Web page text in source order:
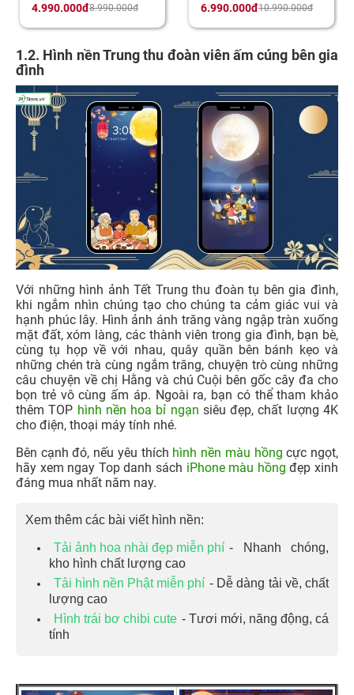
6.990.000đ
10.990.000đ
4.090.000đ
1.2. Hình nền Trung thu đoàn viên ấm cúng bên gia
đình
Với những hình ảnh Tết Trung thu đoàn tụ bên gia đình,
khi ngắm nhìn chúng tạo cho chúng ta cảm giác vui và
hạnh phúc lây. Hình ảnh ánh trăng vàng ngập tràn xuống
mặt đất, xóm làng, các thành viên trong gia đình, bạn bè,
cùng tụ họp về với nhau, quây quần bên bánh kẹo và
những chén trà cùng ngắm trăng, chuyện trò cùng những
câu chuyện về chị Hằng và chú Cuội bên gốc cây đa cho
bọn trẻ vô cùng ấm áp. Ngoài ra, bạn có thể tham khảo
thêm TOP hình nền hoa bỉ ngạn siêu đẹp, chất lượng 4K
cho điện, thoại máy tính nhé.
Bên cạnh đó, nếu yêu thích hình nền màu hồng cực ngọt,
hãy xem ngay Top danh sách iPhone màu hồng đẹp xinh
đáng mua nhất năm nay.
Xem thêm các bài viết hình nền:
Tải ảnh hoa nhài đẹp miễn phí - Nhanh chóng,
kho hình chất lượng cao
Tải hình nền Phật miễn phí - Dễ dàng tải về, chất
lượng cao
Hình trái bơ chibi cute - Tươi mới, năng động, cá
tính